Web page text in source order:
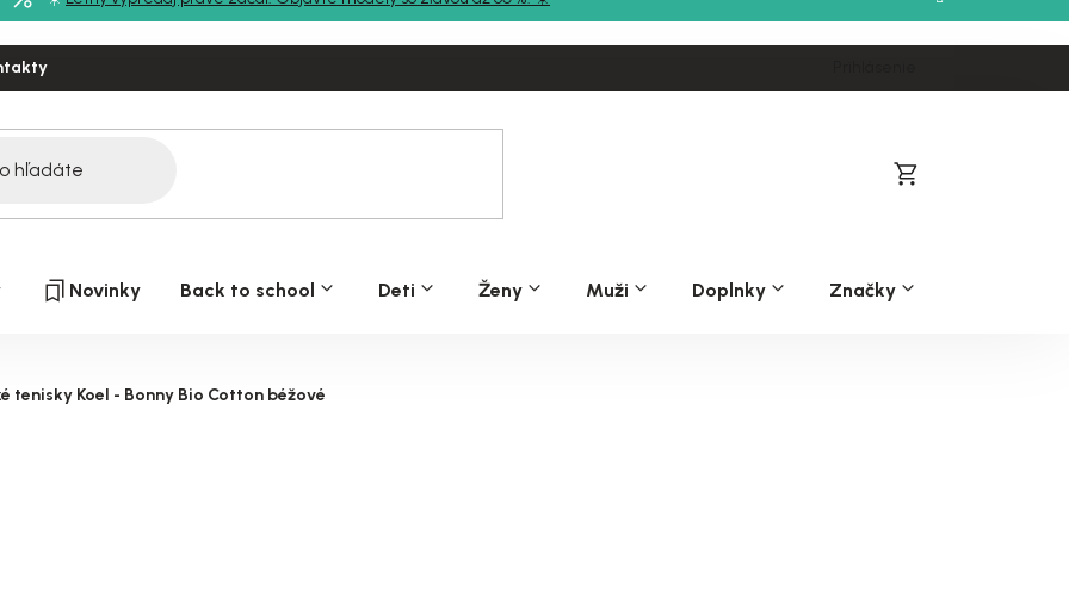
Nákupný
Novinky Back to school Deti Ženy Muži Doplnky Značky
tenisky Koel - Bonny Bio Cotton béžové